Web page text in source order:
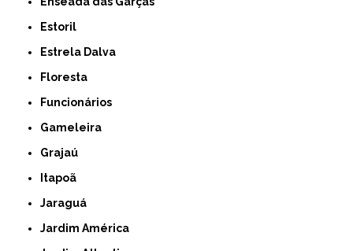
Estoril
Estrela Dalva
Floresta
Funcionários
Gameleira
Grajaú
Itapoã
Jaraguá
Jardim América